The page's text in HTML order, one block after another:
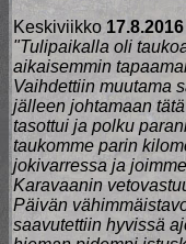
Keskiviikko 17.8.2016
"Tulipaikalla oli
aikaisemmin
Vaihdettiin muutama
jälleen johtamaan
tasottui ja polku
taukomme parin
jokivarressa ja
Karavaanin
Päivän
saavutettiin hyvissä